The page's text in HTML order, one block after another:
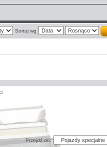
Sortuj wg
Przejdź do: